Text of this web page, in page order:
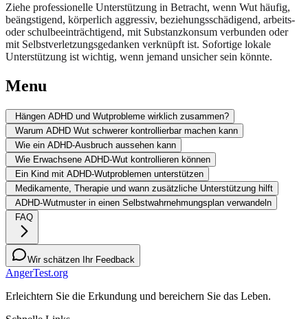
Ziehe professionelle Unterstützung in Betracht, wenn Wut häufig,
beängstigend, körperlich aggressiv, beziehungsschädigend, arbeits-
oder schulbeeinträchtigend, mit Substanzkonsum verbunden oder
mit Selbstverletzungsgedanken verknüpft ist. Sofortige lokale
Unterstützung ist wichtig, wenn jemand unsicher sein könnte.
Menu
Hängen ADHD und Wutprobleme wirklich zusammen?
Warum ADHD Wut schwerer kontrollierbar machen kann
Wie ein ADHD-Ausbruch aussehen kann
Wie Erwachsene ADHD-Wut kontrollieren können
Ein Kind mit ADHD-Wutproblemen unterstützen
Medikamente, Therapie und wann zusätzliche Unterstützung hilft
ADHD-Wutmuster in einen Selbstwahrnehmungsplan verwandeln
FAQ
Wir schätzen Ihr Feedback
AngerTest.org
Erleichtern Sie die Erkundung und bereichern Sie das Leben.